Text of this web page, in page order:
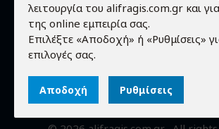
Τρόποι αποστολής
Τρόποι παραγγελίας
Τρόποι πληρωμής
Εγγύηση - Επιστροφές
λειτουργία του alifragis.com.gr και
της online εμπειρία σας.
Επιλέξτε «Αποδοχή» ή «Ρυθμίσεις»
επιλογές σας.
Αποδοχή Ρυθμίσεις